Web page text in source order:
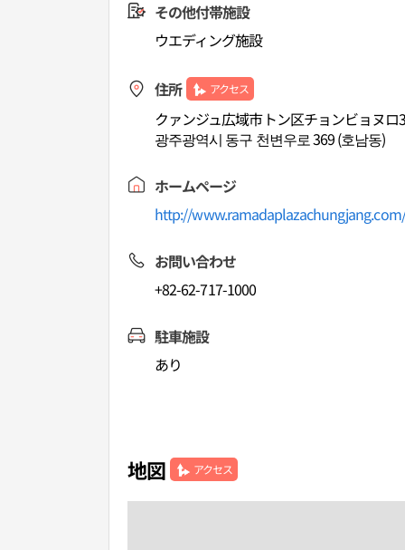
その他付帯施設
ウエディング施設
住所 アクセス
クァンジュ広域市トン区チョンビョヌロ
광주광역시 동구 천변우로 369 (호남동)
ホームページ
http://www.ramadaplazachungjang.com/
お問い合わせ
+82-62-717-1000
駐車施設
あり
地図 アクセス